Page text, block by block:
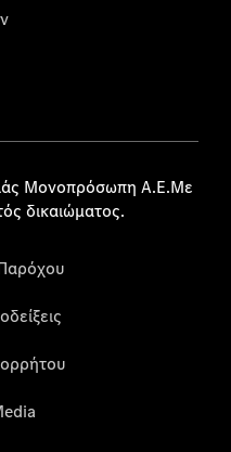
Μονοπρόσωπη Α.Ε.Με
δικαιώματος.